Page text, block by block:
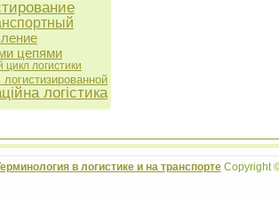
цепями
логистики
логістика
в логистике и на транспортеCopyright